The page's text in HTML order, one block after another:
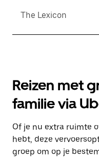
The Lexicon
Reizen met
familie via
Of je nu extra ruimte
hebt, deze
groep om op je